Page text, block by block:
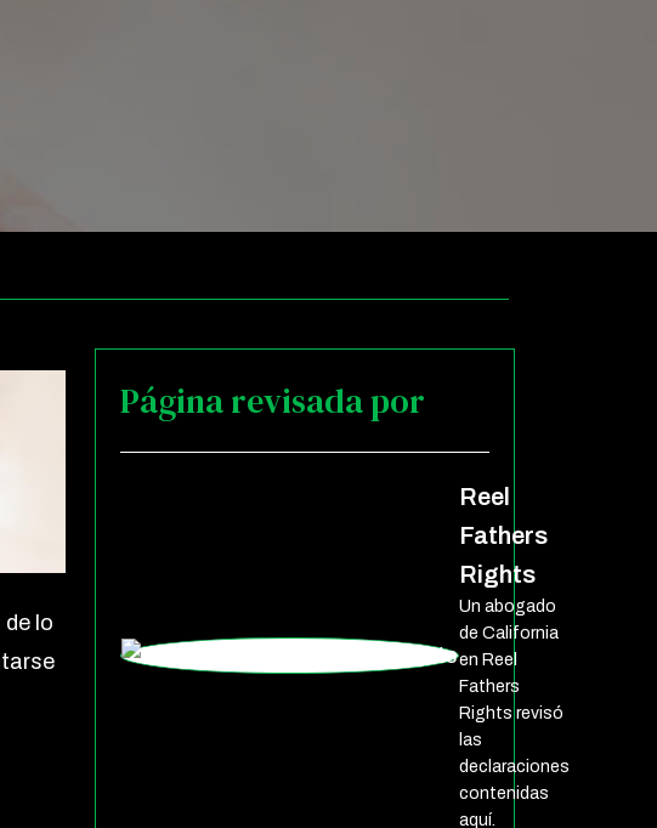
lo
Página revisada por
Reel
Fathers
Rights
Un abogado
de California
en Reel
Fathers
Rights revisó
las
declaraciones
contenidas
aquí.